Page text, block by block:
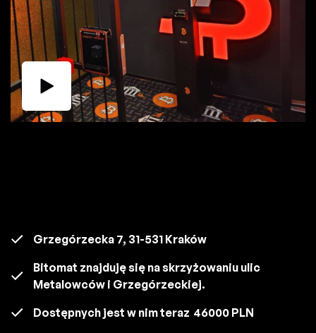
Grzegórzecka 7, 31-531 Kraków
Bitomat znajduję się na skrzyżowaniu ulic
Metalowców i Grzegórzeckiej.
Dostępnych jest w nim teraz 46000 PLN